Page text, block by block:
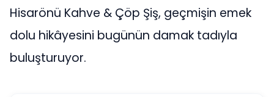
Hisarönü Kahve & Çöp Şiş, geçmişin emek
dolu hikâyesini bugünün damak tadıyla
buluşturuyor.